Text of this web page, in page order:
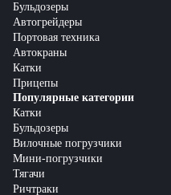
Бульдозеры
Автогрейдеры
Портовая техника
Автокраны
Катки
Прицепы
Популярные категории
Катки
Бульдозеры
Вилочные погрузчики
Мини-погрузчики
Тягачи
Ричтраки